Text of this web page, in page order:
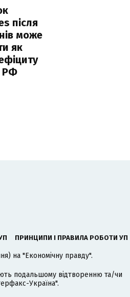
після
може
як
РФ
ПРИНЦИПИ І ПРАВИЛА РОБОТИ УП
на "Економічну правду".
подальшому відтворенню та/чи
Україна".